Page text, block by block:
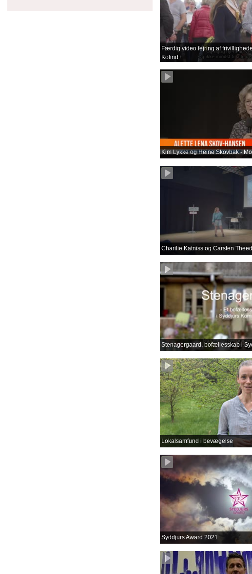
Færdig video fejring af
Kolind+
Kim Lykke og Heine Skovbak -
Charilie Katniss og Carsten
Stenagergaard, bofællesskab i
Lokalsamfund i bevægelse
Syddjurs Award 2021